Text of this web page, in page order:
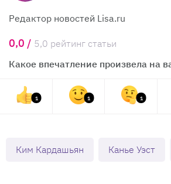
Редактор новостей Lisa.ru
0,0 / 5,0 рейтинг статьи
Какое впечатление произвела на
1 1 1
Ким Кардашьян Канье Уэст